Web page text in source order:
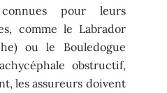
pour leurs
comme le Labrador
ou le Bouledogue
obstructif,
les assureurs doivent